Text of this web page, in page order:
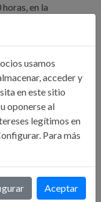
en la
usamos
acceder y
en este sitio
oponerse al
legítimos en
Para más
Aceptar